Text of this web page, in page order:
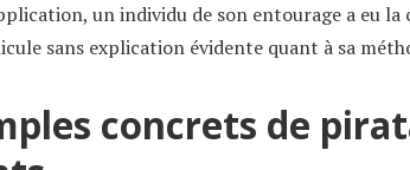
un individu de son entourage a eu la
sans explication évidente quant à sa
concrets de